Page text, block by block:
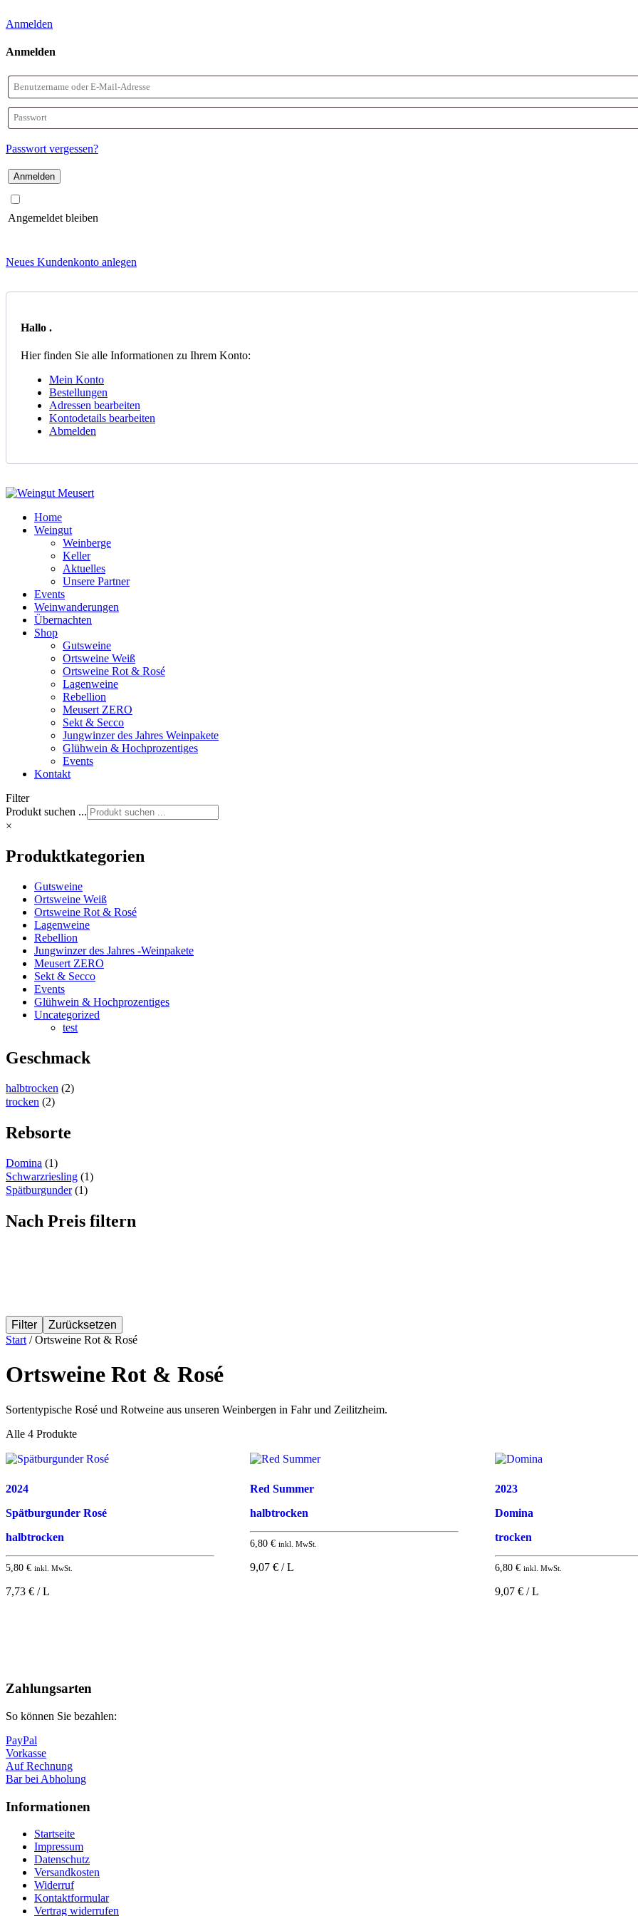
Anmelden
Anmelden
Benutzername
oder
E-
Mail-
Adresse
Passwort
Passwort vergessen?
Angemeldet bleiben
Neues Kundenkonto anlegen
Hallo .
Hier finden Sie alle Informationen zu Ihrem Konto:
Mein Konto
Bestellungen
Adressen bearbeiten
Kontodetails bearbeiten
Abmelden
Home
Weingut
Weinberge
Keller
Aktuelles
Unsere Partner
Events
Weinwanderungen
Übernachten
Shop
Gutsweine
Ortsweine Weiß
Ortsweine Rot & Rosé
Lagenweine
Rebellion
Meusert ZERO
Sekt & Secco
Jungwinzer des Jahres Weinpakete
Glühwein & Hochprozentiges
Events
Kontakt
Filter
Produkt suchen ...
×
Produktkategorien
Gutsweine
Ortsweine Weiß
Ortsweine Rot & Rosé
Lagenweine
Rebellion
Jungwinzer des Jahres -Weinpakete
Meusert ZERO
Sekt & Secco
Events
Glühwein & Hochprozentiges
Uncategorized
test
Geschmack
halbtrocken (2)
trocken (2)
Rebsorte
Domina (1)
Schwarzriesling (1)
Spätburgunder (1)
Nach Preis filtern
Filter Zurücksetzen
Start / Ortsweine Rot & Rosé
Ortsweine Rot & Rosé
Sortentypische Rosé und Rotweine aus unseren Weinbergen in Fahr und Zeilitzheim.
Alle 4 Produkte
2024
Spätburgunder Rosé
halbtrocken
5,80 € inkl. MwSt.
7,73 € / L
Red Summer
halbtrocken
6,80€ inkl. MwSt.
9,07 € / L
2023
Domina
trocken
6,80 € inkl. MwSt.
9,07 € / L
oben
Zahlungsarten
So können Sie bezahlen:
PayPal
Vorkasse
Auf Rechnung
Bar bei Abholung
Informationen
Startseite
Impressum
Datenschutz
Versandkosten
Widerruf
Kontaktformular
Vertrag widerrufen